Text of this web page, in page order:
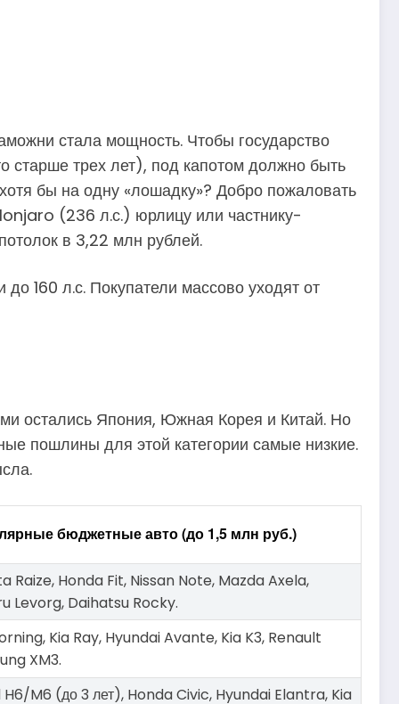
стала мощность. Чтобы государство
старше трех лет), под капотом должно быть
бы на одну «лошадку»? Добро пожаловать
(236 л.с.) юрлицу или частнику-
в 3,22 млн рублей.
160 л.с. Покупатели массово уходят от
остались Япония, Южная Корея и Китай. Но
пошлины для этой категории самые низкие.
бюджетные авто (до 1,5 млн руб.)
Raize, Honda Fit, Nissan Note, Mazda Axela,
Levorg, Daihatsu Rocky.
Kia Ray, Hyundai Avante, Kia K3, Renault
XM3.
M6 (до 3 лет), Honda Civic, Hyundai Elantra, Kia